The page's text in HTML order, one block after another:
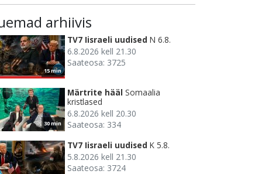
arhiivis
15 min
TV7 Iisraeli uudised N 6.8.
6.8.2026 kell 21.30
Saateosa: 3725
30 min
Märtrite hääl Somaalia
kristlased
6.8.2026 kell 20.30
Saateosa: 334
TV7 Iisraeli uudised K 5.8.
5.8.2026 kell 21.30
Saateosa: 3724